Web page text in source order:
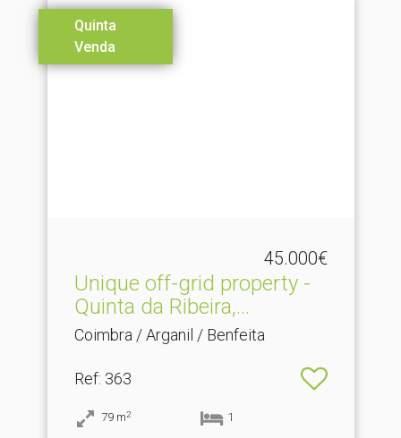
Quinta
Venda
45.000€
Unique off-grid property -
Quinta da Ribeira,.​..
Coimbra / Arganil / Benfeita
Ref: 363
79 m2 1